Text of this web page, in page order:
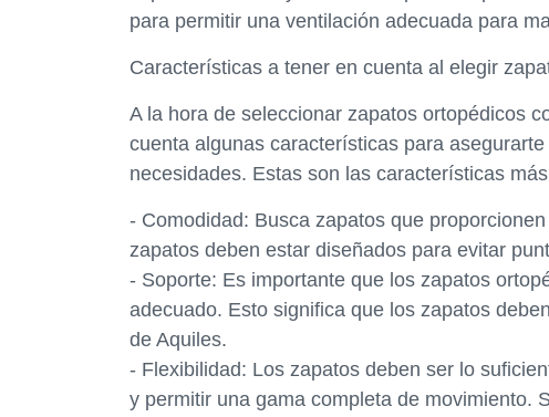
para permitir una ventilación adecuada para
Características a tener en cuenta al elegir
A la hora de seleccionar zapatos ortopédicos
cuenta algunas características para
necesidades. Estas son las características
- Comodidad: Busca zapatos que
zapatos deben estar diseñados para evitar
- Soporte: Es importante que los zapatos
adecuado. Esto significa que los zapatos
de Aquiles.
- Flexibilidad: Los zapatos deben ser lo
y permitir una gama completa de movimiento.